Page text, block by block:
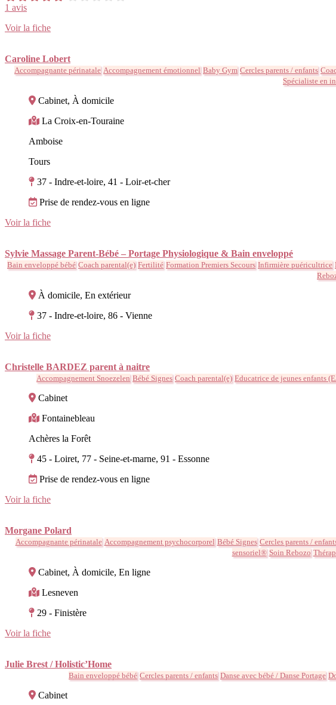
1 avis
Voir la fiche
Caroline Lobert
Accompagnante périnatale Accompagnement émotionnel Baby Gym Cercles parents / enfants
Spécialiste en
Cabinet, À domicile
La Croix-en-Touraine
Amboise
Tours
37 - Indre-et-loire, 41 - Loir-et-cher
Prise de rendez-vous en ligne
Voir la fiche
Sylvie Massage Parent-Bébé – Portage Physiologique & Bain enveloppé
Bain enveloppé bébé Coach parental(e) Fertilité Formation Premiers Secours Infirmière puéricultrice
À domicile, En extérieur
37 - Indre-et-loire, 86 - Vienne
Voir la fiche
Christelle BARDEZ parent à naitre
Accompagnement Snoezelen Bébé Signes Coach parental(e) Educatrice de jeunes enfants
Cabinet
Fontainebleau
Achères la Forêt
45 - Loiret, 77 - Seine-et-marne, 91 - Essonne
Prise de rendez-vous en ligne
Voir la fiche
Morgane Polard
Accompagnante périnatale Accompagnement psychocorporel Bébé Signes Cercles parents /
sensoriel® Soin Rebozo
Cabinet, À domicile, En ligne
Lesneven
29 - Finistère
Voir la fiche
Julie Brest / Holistic’Home
Bain enveloppé bébé Cercles parents / enfants Danse avec bébé / Danse Portage
Cabinet